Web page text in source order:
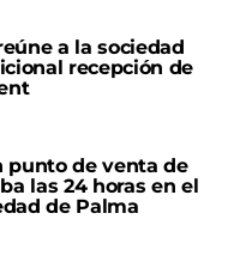
a la sociedad
recepción de
punto de venta de
las 24 horas en el
de Palma